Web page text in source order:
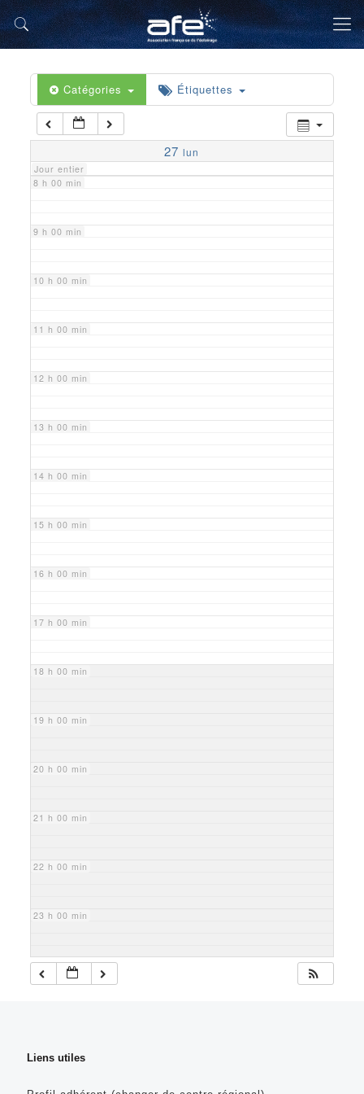
Catégories Étiquettes
27 lun
Jour entier
5 h 00 min
6 h 00 min
7 h 00 min
8 h 00 min
9 h 00 min
10 h 00 min
11 h 00 min
12 h 00 min
13 h 00 min
14 h 00 min
15 h 00 min
16 h 00 min
17 h 00 min
18 h 00 min
19 h 00 min
20 h 00 min
21 h 00 min
22 h 00 min
23 h 00 min
Liens utiles